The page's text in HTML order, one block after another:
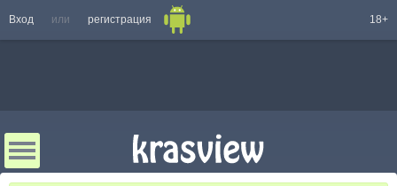
Вход или регистрация 18+